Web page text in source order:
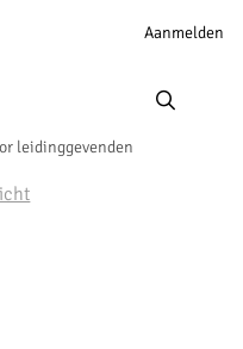
Account
Aanmelden
leidinggevenden